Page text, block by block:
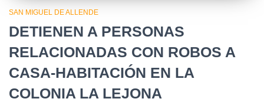
SAN MIGUEL DE ALLENDE
DETIENEN A PERSONAS
RELACIONADAS CON ROBOS A
CASA-HABITACIÓN EN LA
COLONIA LA LEJONA